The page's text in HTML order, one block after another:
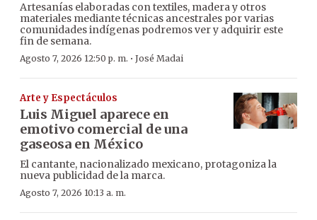
Artesanías elaboradas con textiles, madera y otros
materiales mediante técnicas ancestrales por varias
comunidades indígenas podremos ver y adquirir este
fin de semana.
Agosto 7, 2026 12:50 p. m. · José Madai
Arte y Espectáculos
Luis Miguel aparece en
emotivo comercial de una
gaseosa en México
El cantante, nacionalizado mexicano, protagoniza la
nueva publicidad de la marca.
Agosto 7, 2026 10:13 a. m.